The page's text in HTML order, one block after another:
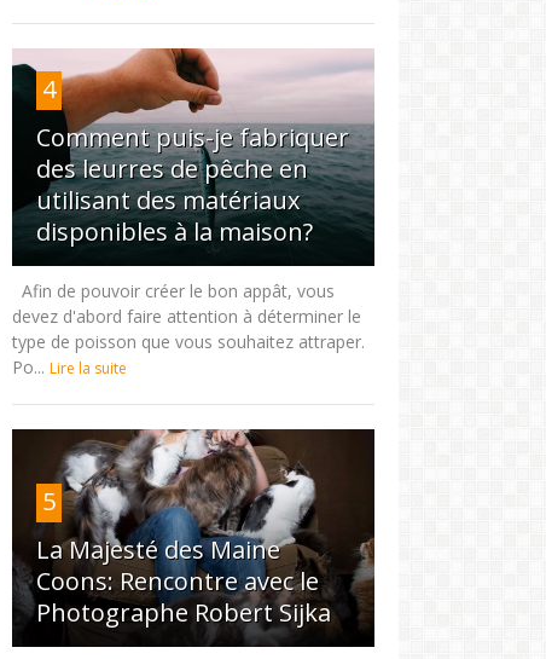
4
Comment puis-je fabriquer
des leurres de pêche en
utilisant des matériaux
disponibles à la maison?
Afin de pouvoir créer le bon appât, vous
devez d'abord faire attention à déterminer le
type de poisson que vous souhaitez attraper.
Po... Lire la suite
5
La Majesté des Maine
Coons: Rencontre avec le
Photographe Robert Sijka